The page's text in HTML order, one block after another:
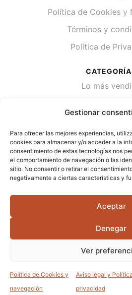
Gestionar
Para ofrecer las mejores experiencias,
cookies para almacenar y/o acceder a la
consentimiento de estas tecnologías nos
el comportamiento de navegación o las
sitio. No consentir o retirar el
negativamente a ciertas características y
Aceptar
Denegar
Ver
Política de Cookies y
navegación
Aviso legal y
privacidad
Política de Cookies y
Términos y
Política de
Lo más
Desinfección
Cami Primera Marrada,
621 238
0